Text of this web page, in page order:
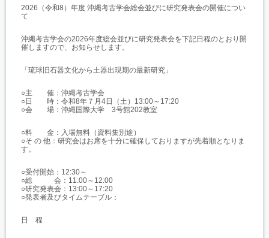
2026（令和8）年度 沖縄考古学会総会並びに研究発表会の開催につい
て
沖縄考古学会の2026年度総会並びに研究発表会を下記日程のと おり開
催しますので、お知らせします。
「琉球旧石器文化から土器出現期の最新研究」
○主 催：沖縄考古学会
○日 時：令和8年７月4日（土）13:00～17:20
○会 場：沖縄国際大学 3号館202教室
○料 金：入場無料（資料集別途）
○そ の 他：研究会はお席を十分に確保しておりますが先着順となりま
す。
○受付開始：12:30～
○総 会：11:00～12:00
○研究発表会：13:00～17:20
○発表者及びタイムテーブル：
日 程